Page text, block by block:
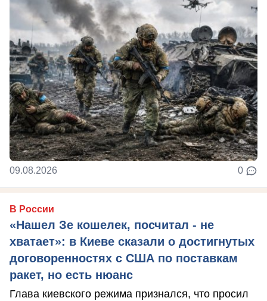
09.08.2026 0
В России
«Нашел Зе кошелек, посчитал - не
хватает»: в Киеве сказали о достигнутых
договоренностях с США по поставкам
ракет, но есть нюанс
Глава киевского режима признался, что просил